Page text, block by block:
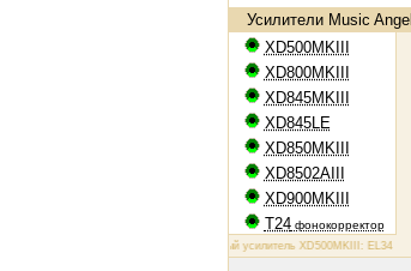
Усилители Music Angel
XD500MKIII
XD800MKIII
XD845MKIII
XD845LE
XD850MKIII
XD8502AIII
XD900MKIII
T24фонокорректор
Ламповый усилитель XD500MKIII: EL34, 2х50 Вт